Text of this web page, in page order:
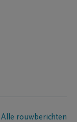
Alle rouwberichten